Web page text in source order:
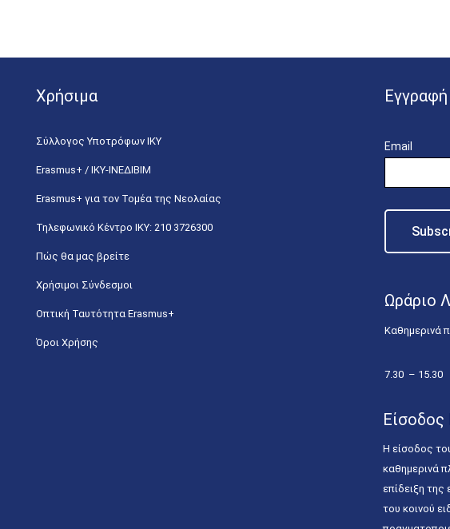
Χρήσιμα
Σύλλογος Υποτρόφων ΙΚΥ
Erasmus+ / ΙΚΥ-ΙΝΕΔΙΒΙΜ
Erasmus+ για τον Τομέα της Νεολαίας
Τηλεφωνικό Κέντρο IKY: 210 3726300
Πώς θα μας βρείτε
Χρήσιμοι Σύνδεσμοι
Οπτική Ταυτότητα Erasmus+
Όροι Χρήσης
Email
Ωράριο
Καθημερινά
7.30 – 15.30
Είσοδος
Η είσοδος
καθημερινά
επίδειξη
του κοινού